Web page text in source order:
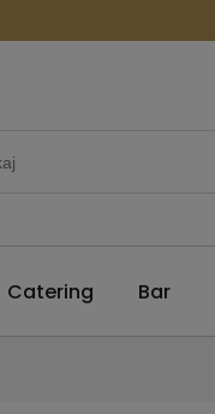
Catering Bar